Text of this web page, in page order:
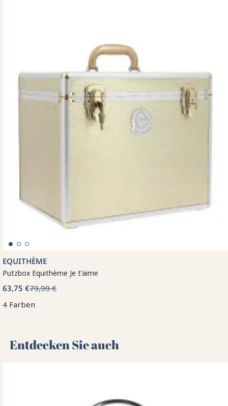
EQUITHÈME
Putzbox Equithème Je t'aime
63,75 €79,99 €
4 Farben
Entdecken Sie auch 🌻